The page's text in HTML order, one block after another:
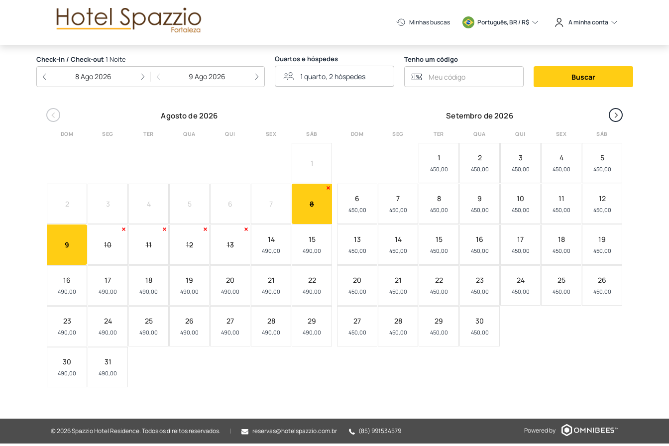
Spazzio Hotel Residence Minhas buscas Português, BR / R$ A minha conta
Check-in / Check-out 1 Noite
8 Ago 2026 9 Ago 2026
Quartos e hóspedes Tenho um código
Buscar
‹ ›
Agosto de 2026
DOM SEG TER QUA QUI SEX SÁB
1
2 3 4 5 6 7 8
9 10 11 12 13
14
490,00
15
490,00
16
490,00
17
490,00
18
490,00
19
490,00
20
490,00
21
490,00
22
490,00
23
490,00
24
490,00
25
490,00
26
490,00
27
490,00
28
490,00
29
490,00
30
490,00
31
490,00
Setembro de 2026
DOM SEG TER QUA QUI SEX SÁB
1
450,00
2
450,00
3
450,00
4
450,00
5
450,00
6
450,00
7
450,00
8
450,00
9
450,00
10
450,00
11
450,00
12
450,00
13
450,00
14
450,00
15
450,00
16
450,00
17
450,00
18
450,00
19
450,00
20
450,00
21
450,00
22
450,00
23
450,00
24
450,00
25
450,00
26
450,00
27
450,00
28
450,00
29
450,00
30
450,00
reservas@hotelspazzio.com.br (85) 991534579
© 2026 Spazzio Hotel Residence.Todos os direitos reservados. Powered by